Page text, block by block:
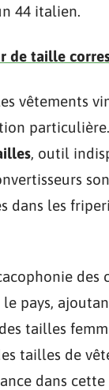
44 italien.
de taille
vêtements
, outil
dans les
des
pays,
tailles
tailles de
dans